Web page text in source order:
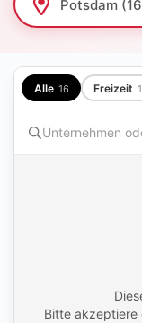
Alle 16 Freizeit
Bitte akzeptiere